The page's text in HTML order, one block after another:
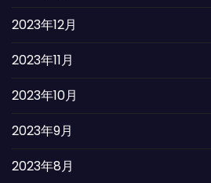
2023年12月
2023年11月
2023年10月
2023年9月
2023年8月